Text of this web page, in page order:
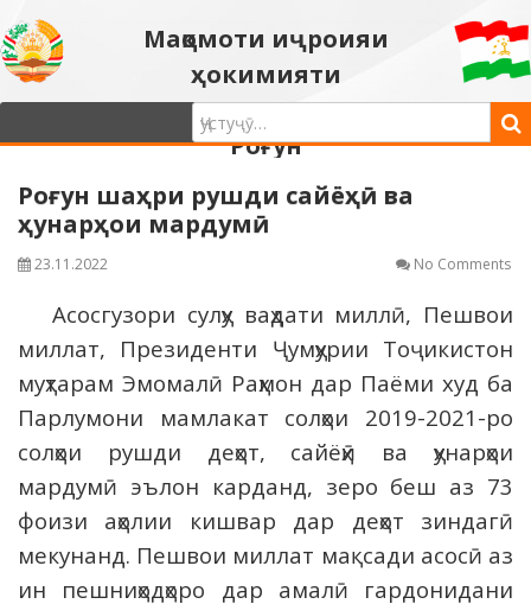
Мақомоти иҷроияи
ҳокимияти
давлатии шаҳри
Роғун
Роғун шаҳри рушди сайёҳӣ ва
ҳунарҳои мардумӣ
23.11.2022 No Comments
Асосгузори сулҳу ваҳдати миллӣ, Пешвои
миллат, Президенти Ҷумҳурии Тоҷикистон
муҳтарам Эмомалӣ Раҳмон дар Паёми худ ба
Парлумони мамлакат солҳои 2019-2021-ро
солҳои рушди деҳот, сайёҳӣ ва ҳунарҳои
мардумӣ эълон карданд, зеро беш аз 73
фоизи аҳолии кишвар дар деҳот зиндагӣ
мекунанд. Пешвои миллат мақсади асосӣ аз
ин пешниҳодҳоро дар амалӣ гардонидани